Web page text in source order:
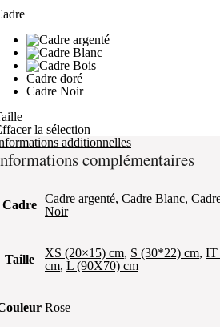
Cadre doré
Cadre Noir
la sélection
additionnelles
complémentaires
Cadre Cadre argenté, Cadre Blanc,
Noir
Taille XS (20×15) cm, S (30*22) cm, IT
cm, L (90X70) cm
Rose